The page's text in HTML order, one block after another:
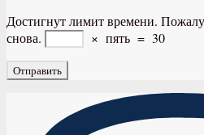
Достигнут лимит времени.
снова.
× пять = 30